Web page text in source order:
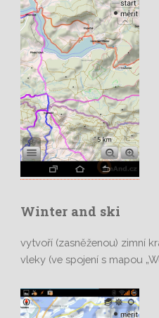
Winter and ski
vytvoří (zasněženou) zimní
vleky (ve spojení s mapou